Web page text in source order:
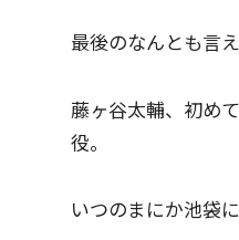
最後のなんとも言
藤ヶ谷太輔、初め
役。
いつのまにか池袋